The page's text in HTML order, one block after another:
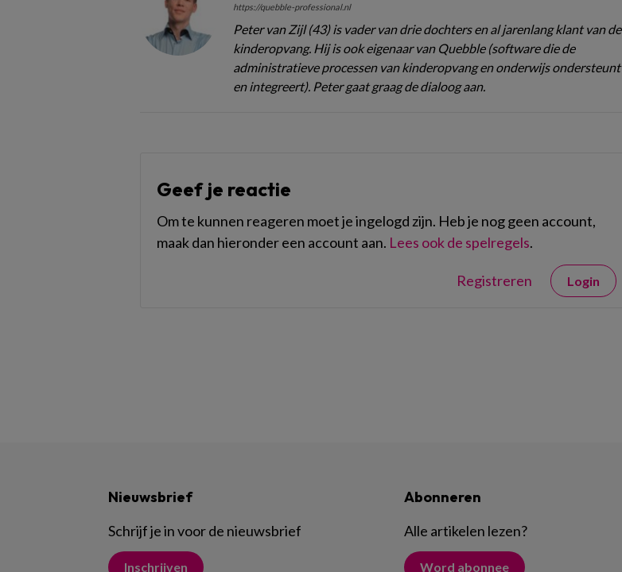
https://quebble-professional.nl
Peter van Zijl (43) is vader van drie dochters en al jarenlang klant van de
kinderopvang. Hij is ook eigenaar van Quebble (software die de
administratieve processen van kinderopvang en onderwijs ondersteunt
en integreert). Peter gaat graag de dialoog aan.
Geef je reactie
Om te kunnen reageren moet je ingelogd zijn. Heb je nog geen account,
maak dan hieronder een account aan. Lees ook de spelregels.
Registreren Login
Nieuwsbrief
Schrijf je in voor de nieuwsbrief
Inschrijven
Abonneren
Alle artikelen lezen?
Word abonnee